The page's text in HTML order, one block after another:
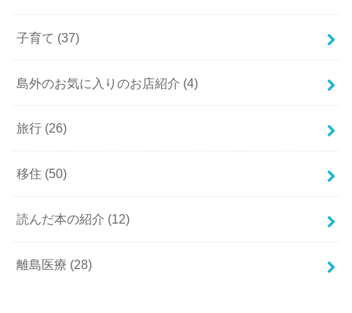
子育て (37)
島外のお気に入りのお店紹介 (4)
旅行 (26)
移住 (50)
読んだ本の紹介 (12)
離島医療 (28)